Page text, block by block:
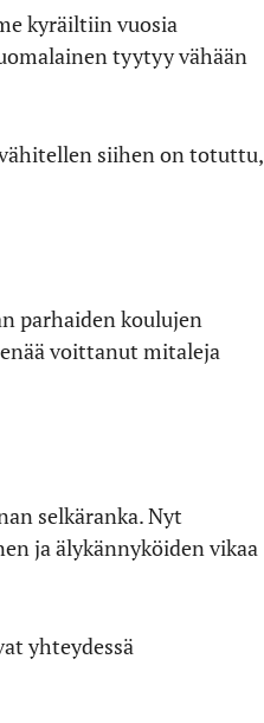
kyräiltiin vuosia
tyytyy vähään
siihen on totuttu,
parhaiden koulujen
voittanut mitaleja
selkäranka. Nyt
ja älykännyköiden vikaa
yhteydessä